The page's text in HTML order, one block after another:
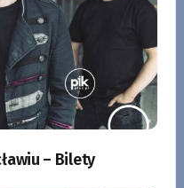
– Bilety